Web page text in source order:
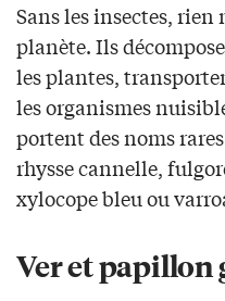
Sans les insectes,
planète. Ils
les plantes,
les organismes
portent des noms
rhysse cannelle,
xylocope bleu ou
Ver et papillon